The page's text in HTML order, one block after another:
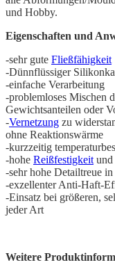
und Hobby.
Eigenschaften und
-sehr gute Fließfähigkeit
-Dünnflüssiger
-einfache Verarbeitung
-problemloses Mischen
Gewichtsanteilen oder
-Vernetzung zu
ohne Reaktionswärme
-kurzzeitig
-hohe Reißfestigkeit
-sehr hohe Detailtreue
-exzellenter Anti-Haft-
-Einsatz bei größeren,
jeder Art
Weitere